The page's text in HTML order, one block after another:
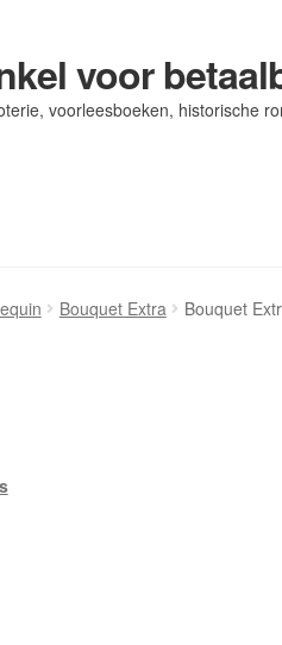
voor
voorleesboeken, historische
Bouquet Extra Bouquet